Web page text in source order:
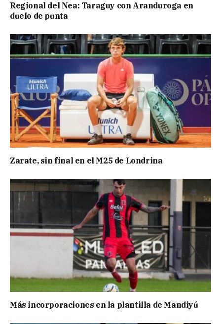
Regional del Nea: Taraguy con Aranduroga en
duelo de punta
Zarate, sin final en el M25 de Londrina
Más incorporaciones en la plantilla de Mandiyú